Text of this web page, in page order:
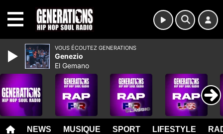
NEWS MUSIQUE SPORT LIFESTYLE
VOUS ÉCOUTEZ GENERATIONS
Genezio
El Gemano